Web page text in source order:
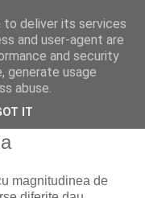
magnitudinea de
to deliver its services
and user-agent are
and security
generate usage
abuse.
IT